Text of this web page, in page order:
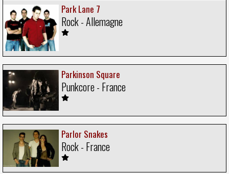
Park Lane 7
Rock - Allemagne
Parkinson Square
Punkcore - France
Parlor Snakes
Rock - France